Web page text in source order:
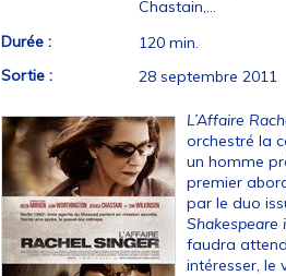
Chastain,…
Durée :
120 min.
Sortie :
28 septembre 2011
L’Affaire
orchestré la
un homme
premier
par le duo
Shakespeare
faudra
intéresser, le